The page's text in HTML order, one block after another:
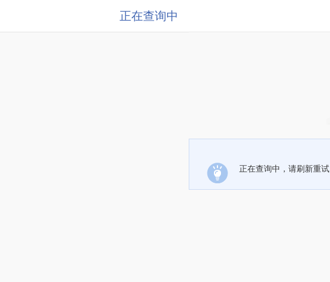
正在查询中
正在查询中，请刷新重试